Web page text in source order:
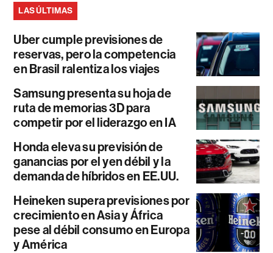
LAS ÚLTIMAS
Uber cumple previsiones de
reservas, pero la competencia
en Brasil ralentiza los viajes
Samsung presenta su hoja de
ruta de memorias 3D para
competir por el liderazgo en IA
Honda eleva su previsión de
ganancias por el yen débil y la
demanda de híbridos en EE.UU.
Heineken supera previsiones por
crecimiento en Asia y África
pese al débil consumo en Europa
y América